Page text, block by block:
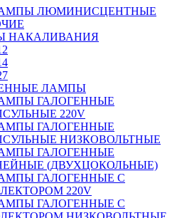
ЛЮМИНИСЦЕНТНЫЕ
НАКАЛИВАНИЯ
ЛАМПЫ
ГАЛОГЕННЫЕ
220V
ГАЛОГЕННЫЕ
НИЗКОВОЛЬТНЫЕ
ГАЛОГЕННЫЕ
(ДВУХЦОКОЛЬНЫЕ)
ГАЛОГЕННЫЕ С
220V
ГАЛОГЕННЫЕ С